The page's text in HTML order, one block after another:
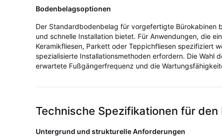
Bodenbelagsoptionen
Der Standardbodenbelag für vorgefertigte Bürokabinen
und schnelle Installation bietet. Für Anwendungen, die
Keramikfliesen, Parkett oder Teppichfliesen spezifiziert
spezialisierte Installationsmethoden erfordern. Die
erwartete Fußgängerfrequenz und die
Technische Spezifikationen für
Untergrund und strukturelle Anforderungen